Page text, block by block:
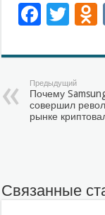
Предыдущий
Почему
совершил
рынке
Связанные